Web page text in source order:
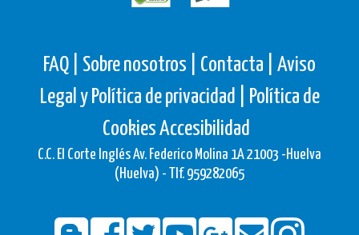
FAQ | Sobre nosotros | Contacta |
Aviso
Legal y Política de privacidad |
Política de
CookiesAccesibilidad
C.C. El Corte Inglés Av. Federico Molina 1A 21003 -Huelva
(Huelva) - Tlf. 959282065